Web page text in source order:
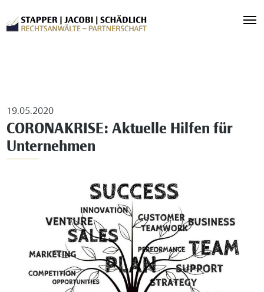
19.05.2020
CORONAKRISE: Aktuelle Hilfen für
Unternehmen